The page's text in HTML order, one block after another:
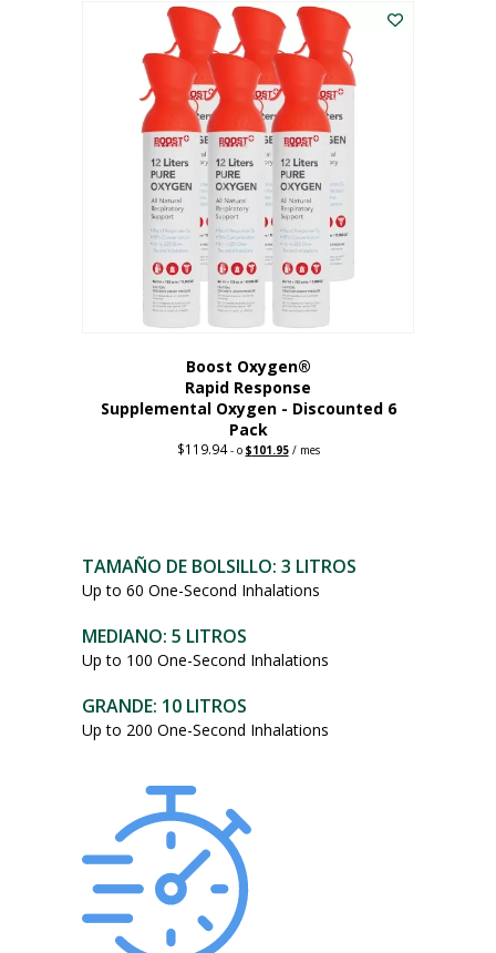
dólares.
56,67
dólares.
Boost Oxygen®
Rapid Response
Supplemental Oxygen - Discounted 6
Pack
$119.94 -o Precio
$101.95El/ mes
TAMAÑO DE BOLSILLO: 3 LITROS
Up to 60 One-Second Inhalations
MEDIANO: 5 LITROS
Up to 100 One-Second Inhalations
GRANDE: 10 LITROS
Up to 200 One-Second Inhalations